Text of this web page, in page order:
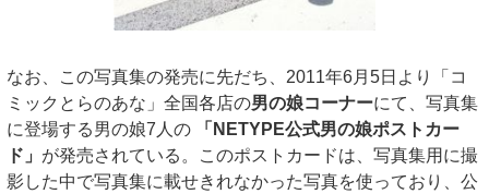
なお、この写真集の発売に先だち、2011年6月5日より「コ
ミックとらのあな」全国各店の男の娘コーナーにて、写真集
に登場する男の娘7人の
「NETYPE公式男の娘ポストカー
ド」 が発売されている。このポストカードは、写真集用に撮
影した中で写真集に載せきれなかった写真を使っており、公